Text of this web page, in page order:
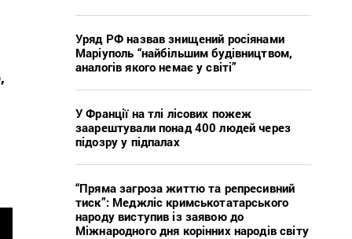
Уряд РФ назвав знищений росіянами
Маріуполь “найбільшим будівництвом,
аналогів якого немає у світі”
У Франції на тлі лісових пожеж
заарештували понад 400 людей через
підозру у підпалах
“Пряма загроза життю та репресивний
тиск”: Меджліс кримськотатарського
народу виступив із заявою до
Міжнародного дня корінних народів світу